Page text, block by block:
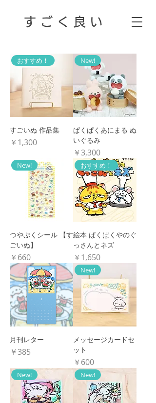
す ご く 良 い
おすすめ！
すごいぬ 作品集
価格
￥1,300
New!
ぱくぱくあにまる ぬ
いぐるみ
価格
￥3,300
New!
つやぷくシール 【す
ごいぬ】
価格
￥660
おすすめ！
絵本 ぱくぱくやのぐ
っさんとネズ
価格
￥1,650
月刊レター
価格
￥385
New!
メッセージカードセ
ット
価格
￥600
New! New!